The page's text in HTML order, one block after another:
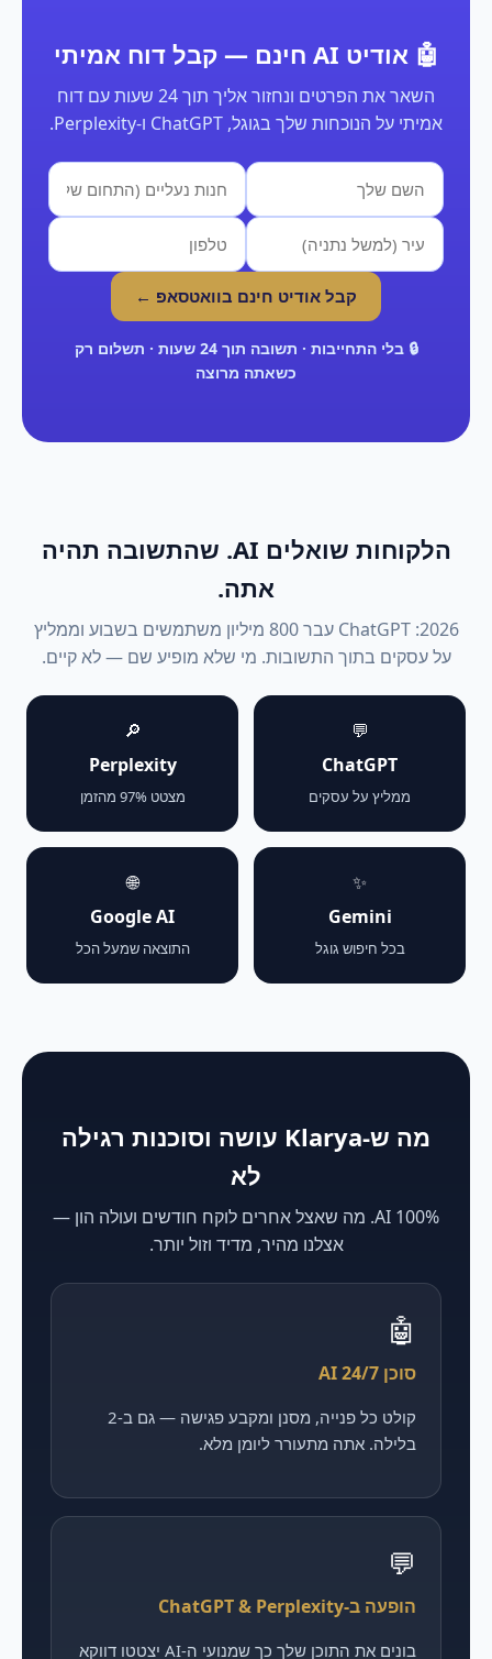
🤖 אודיט AI חינם — קבל דוח אמיתי
השאר את הפרטים ונחזור אליך תוך 24 שעות עם דוח
אמיתי על הנוכחות שלך בגוגל, ChatGPT ו-Perplexity.
קבל אודיט חינם בוואטסאפ ←
🔒 בלי התחייבות · תשובה תוך 24 שעות · תשלום רק
כשאתה מרוצה
הלקוחות שואלים AI. שהתשובה תהיה
אתה.
2026: ChatGPT עבר 800 מיליון משתמשים בשבוע וממליץ
על עסקים בתוך התשובות. מי שלא מופיע שם — לא קיים.
💬
ChatGPT
ממליץ על עסקים
🔎
Perplexity
מצטט 97% מהזמן
✨
Gemini
בכל חיפוש גוגל
🌐
Google AI
התוצאה שמעל הכל
מה ש-Klarya עושה וסוכנות רגילה
לא
100% AI. מה שאצל אחרים לוקח חודשים ועולה הון —
אצלנו מהיר, מדיד וזול יותר.
🤖
סוכן AI 24/7
קולט כל פנייה, מסנן ומקבע פגישה — גם ב-2
בלילה. אתה מתעורר ליומן מלא.
💬
הופעה ב-ChatGPT & Perplexity
בונים את התוכן שלך כך שמנועי ה-AI יצטטו דווקא